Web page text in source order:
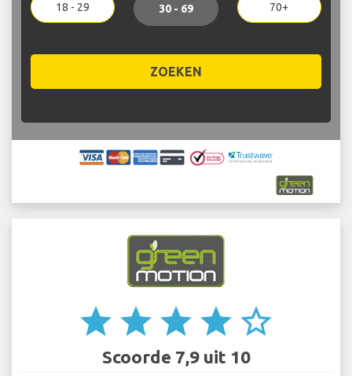
18 - 29 30 - 69 70+
ZOEKEN
star star star star star_border
Scoorde 7,9 uit 10